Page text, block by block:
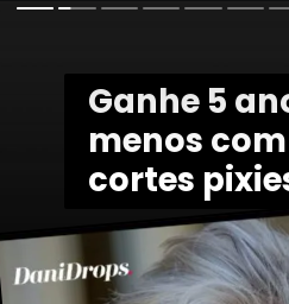
Ganhe 5
menos
cortes
Ganhe 5
menos
cortes